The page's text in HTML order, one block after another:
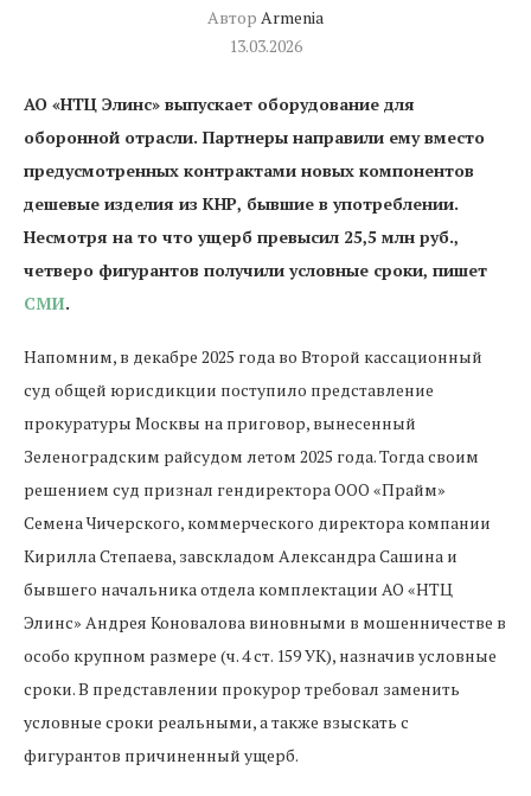
Автор Armenia
13.03.2026
АО «НТЦ Элинс» выпускает оборудование для
оборонной отрасли. Партнеры направили ему вместо
предусмотренных контрактами новых компонентов
дешевые изделия из КНР, бывшие в употреблении.
Несмотря на то что ущерб превысил 25,5 млн руб.,
четверо фигурантов получили условные сроки, пишет
СМИ.
Напомним, в декабре 2025 года во Второй кассационный
суд общей юрисдикции поступило представление
прокуратуры Москвы на приговор, вынесенный
Зеленоградским райсудом летом 2025 года. Тогда своим
решением суд признал гендиректора ООО «Прайм»
Семена Чичерского, коммерческого директора компании
Кирилла Степаева, завскладом Александра Сашина и
бывшего начальника отдела комплектации АО «НТЦ
Элинс» Андрея Коновалова виновными в мошенничестве в
особо крупном размере (ч. 4 ст. 159 УК), назначив условные
сроки. В представлении прокурор требовал заменить
условные сроки реальными, а также взыскать с
фигурантов причиненный ущерб.